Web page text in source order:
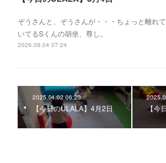
ぞうさんと、ぞうさんが・・・ちょっと離れ
いてるSくんの胡坐、尊し。
2026.08.04 07:24
2025.04.02 06:23
【今日のULALA】4月2日 【今